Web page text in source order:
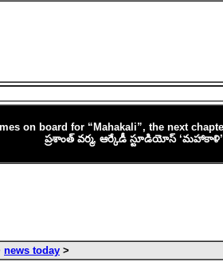
on board for “Mahakali”, the next
ప్రశాంత్ వర్మ, ఆర్కేడీ స్టూడియోస్
news today >